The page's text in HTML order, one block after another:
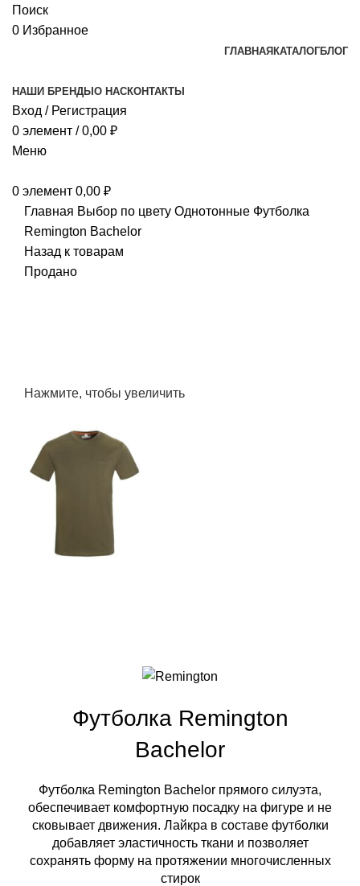
Поиск
0 Избранное
ГЛАВНАЯ КАТАЛОГБЛОГ
НАШИ БРЕНДЫ О НАСКОНТАКТЫ
Вход / Регистрация
0 элемент / 0,00 ₽
Меню
0 элемент 0,00 ₽
Главная Выбор по цвету Однотонные Футболка
Remington Bachelor
Назад к товарам
Продано
Нажмите, чтобы увеличить
Футболка Remington
Bachelor
Футболка Remington Bachelor прямого силуэта,
обеспечивает комфортную посадку на фигуре и не
сковывает движения. Лайкра в составе футболки
добавляет эластичность ткани и позволяет
сохранять форму на протяжении многочисленных
стирок